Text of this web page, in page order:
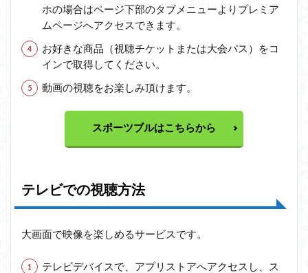
ホの場合はページ下部のタブメニューよりプレミア
ムページへアクセスできます。
お好きな商品（視聴チケットまたは大会パス）をコ
インで取得してください。
動画の視聴をお楽しみ頂けます。
スポーツブルはこちらから
テレビでの視聴方法
大画面で映像を楽しめるサービスです。
テレビデバイスで、アプリストアへアクセスし、ス